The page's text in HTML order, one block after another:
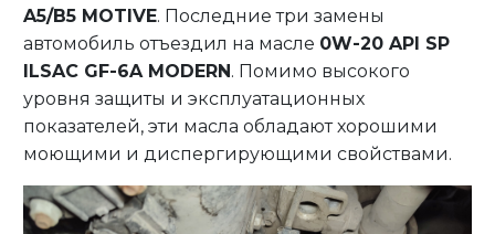
A5/B5 MOTIVE. Последние три замены
автомобиль отъездил на масле 0W-20 API SP
ILSAC GF-6A MODERN. Помимо высокого
уровня защиты и эксплуатационных
показателей, эти масла обладают хорошими
моющими и диспергирующими свойствами.